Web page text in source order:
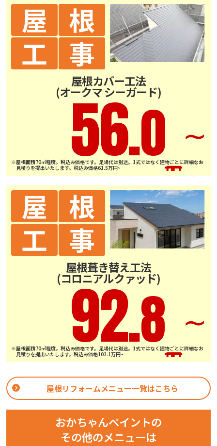
屋
根
工
事
屋根カバー工法
(オークマ シーガード)
56.0 ∼
※屋根面積70㎡程度。税込み価格です。足場代は別途。1式ではなく建物ごとに詳細なお
見積りを提出いたします。税込み価格61.5万円~
屋
根
工
事
屋根葺き替え工法
(コロニアルクァッド)
92.8 ∼
※屋根面積70㎡程度。税込み価格です。足場代は別途。1式ではなく建物ごとに詳細なお
見積りを提出いたします。税込み価格102.1万円~
屋根リフォームメニュー一覧はこちら
おかちゃんペイントの
その他のメニューは